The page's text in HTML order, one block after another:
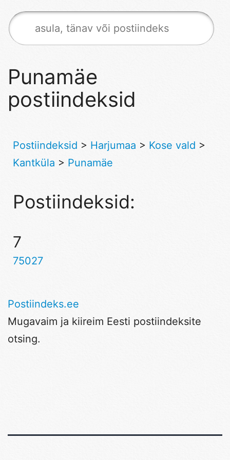
Punamäe
postiindeksid
Postiindeksid > Harjumaa > Kose vald >
Kantküla > Punamäe
Postiindeksid:
7
75027
Postiindeks.ee
Mugavaim ja kiireim Eesti postiindeksite
otsing.